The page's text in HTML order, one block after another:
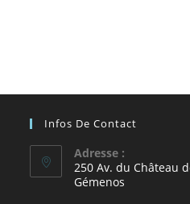
Infos De Contact
Adresse :
250 Av. du Château
Gémenos